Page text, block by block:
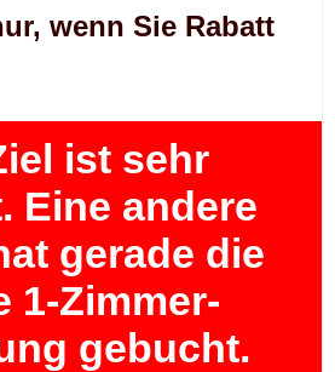
wenn Sie Rabatt
ist sehr
Eine andere
gerade die
1-Zimmer-
gebucht.